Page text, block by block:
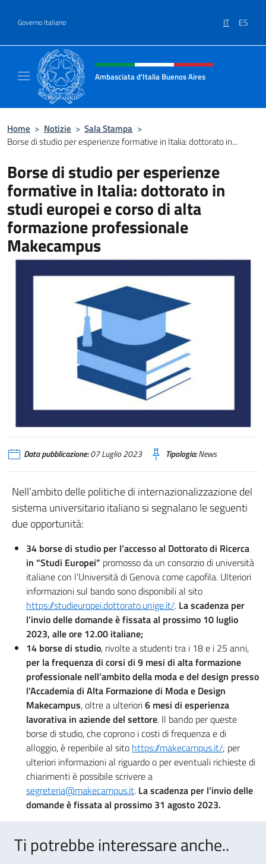
Governo Italiano IT ES
Intestazione sito, social e menù
Ambasciata d'Italia Buenos Aires
Home > Notizie > Sala Stampa >
Borse di studio per esperienze formative in Italia: dottorato in...
Borse di studio per esperienze
formative in Italia: dottorato in
studi europei e corso di alta
formazione professionale
Makecampus
Data pubblicazione:07 Luglio 2023 Tipologia:News
Nell’ambito delle politiche di internazionalizzazione del
sistema universitario italiano si segnalano le seguenti
due opportunità:
34 borse di studio per l’accesso al Dottorato di Ricerca
in “Studi Europei” promosso da un consorzio di università
italiane con l’Università di Genova come capofila. Ulteriori
informazioni sul bando sono disponibili al sito
https://studieuropei.dottorato.unige.it/. La scadenza per
l’invio delle domande è fissata al prossimo 10 luglio
2023, alle ore 12.00 italiane;
14 borse di studio, rivolte a studenti tra i 18 e i 25 anni,
per la frequenza di corsi di 9 mesi di alta formazione
professionale nell’ambito della moda e del design presso
l’Accademia di Alta Formazione di Moda e Design
Makecampus, oltre a ulteriori6 mesi di esperienza
lavorativa in aziende del settore. Il bando per queste
borse di studio, che coprono i costi di frequenza e di
alloggio, è reperibile al sito https://makecampus.it/; per
ulteriori informazioni al riguardo o per eventuali richieste di
chiarimenti è possibile scrivere a
segreteria@makecampus.it. La scadenza per l’invio delle
domande è fissata al prossimo 31 agosto 2023.
Ti potrebbe interessare anche..